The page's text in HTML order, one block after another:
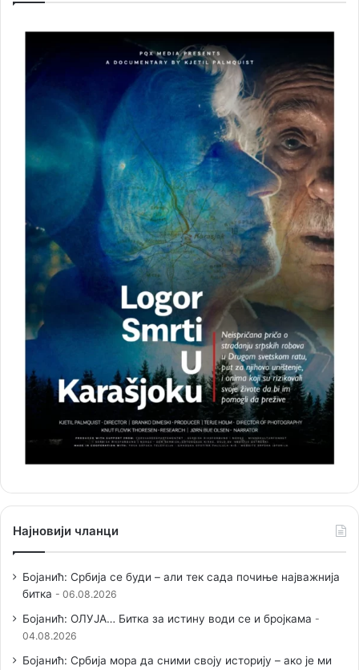
Најновији чланци
Бојанић: Србија се буди – али тек сада почиње најважнија
битка
06.08.2026
Бојанић: ОЛУЈА… Битка за истину води се и бројкама
04.08.2026
Бојанић: Србија мора да сними своју историју – ако је ми